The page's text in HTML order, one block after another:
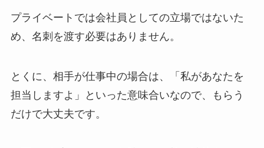
プライベートでは会社員としての立場ではないた
め、名刺を渡す必要はありません。
とくに、相手が仕事中の場合は、「私があなたを
担当しますよ」といった意味合いなので、もらう
だけで大丈夫です。